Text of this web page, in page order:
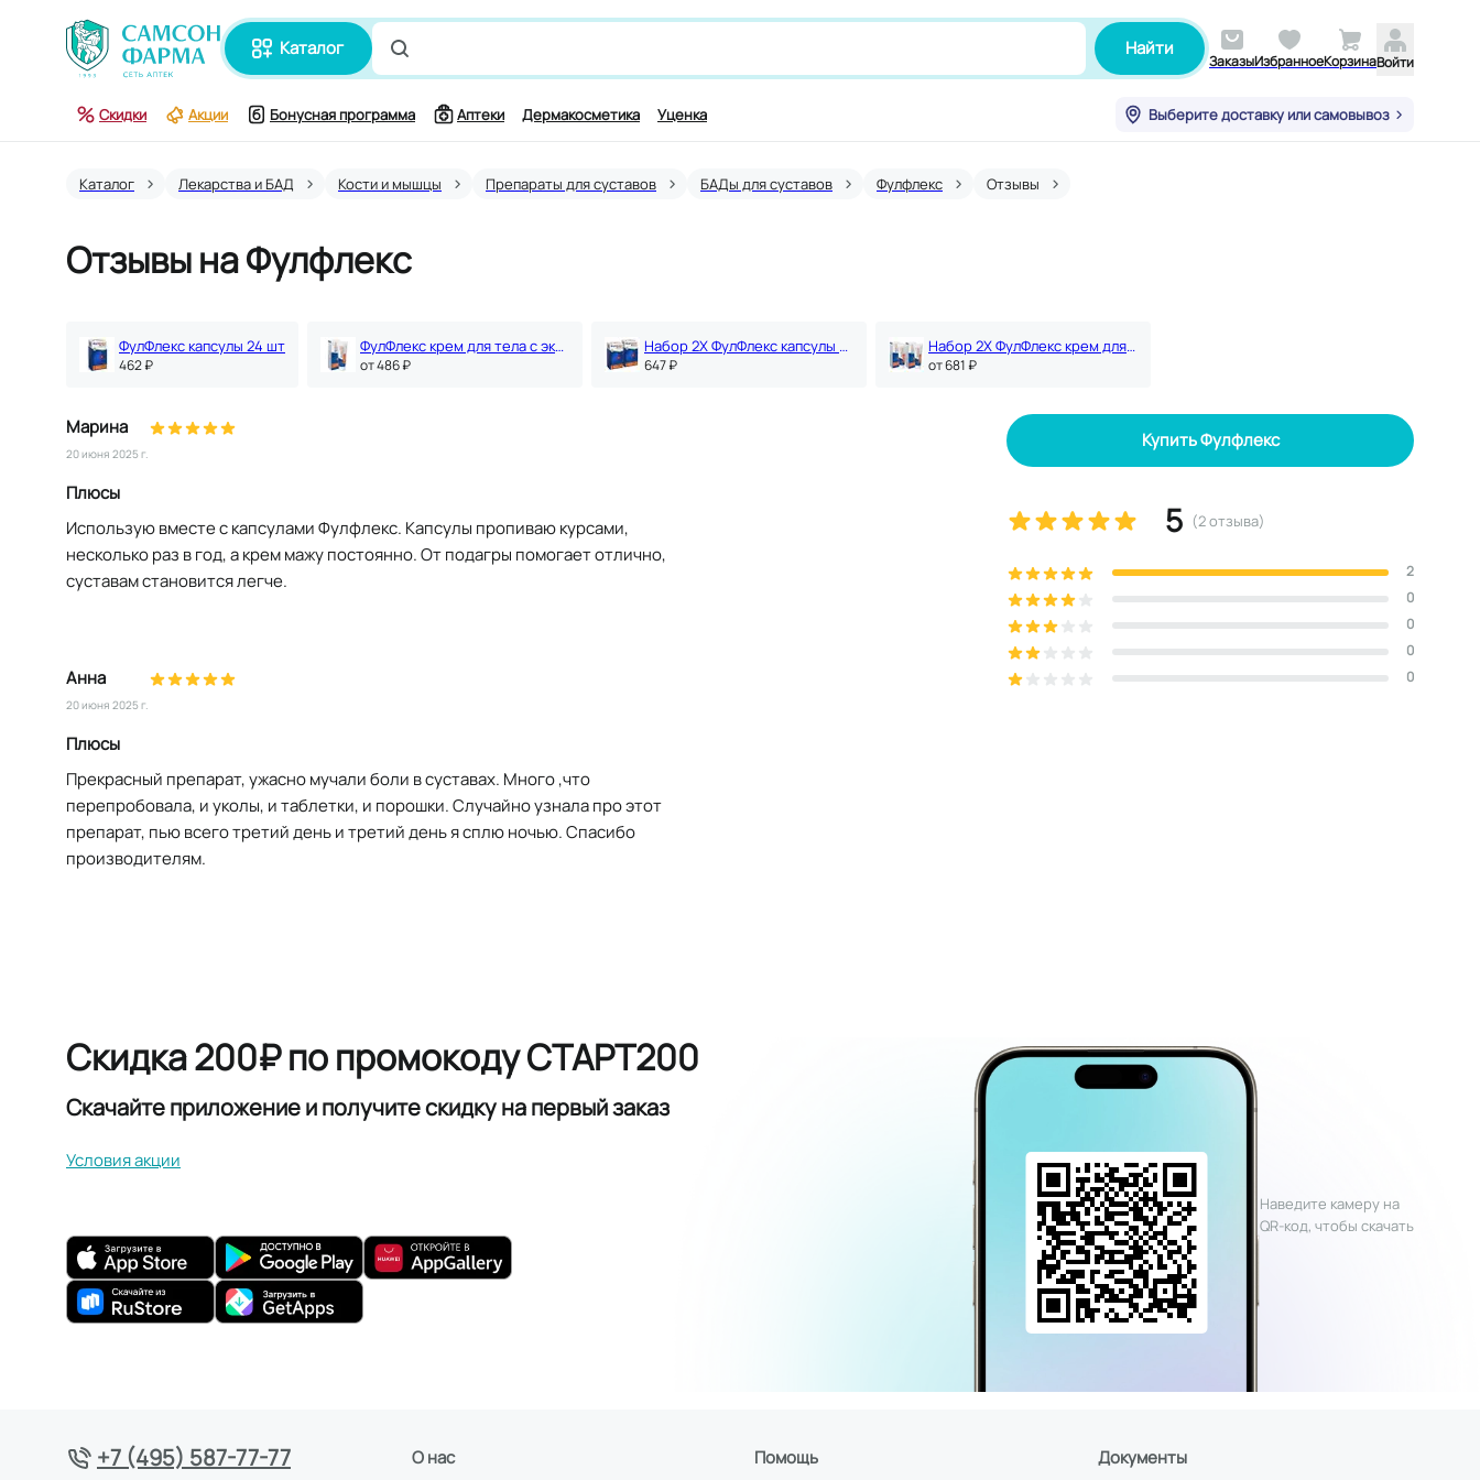
каталог
Поиск по лекарству и симптомам, например,для работы мозга
Найти
ЗаказыИзбранноеКорзинаВойти
Скидки Акции Бонусная программа Аптеки Дермакосметика Уценка Выберите доставку или самовывоз
Каталог Лекарства и БАД Кости и мышцы Препараты для суставов БАДы для суставов Фулфлекс Отзывы
Отзывы на Фулфлекс
ФулФлекс капсулы 24 шт
462 ₽
ФулФлекс крем для тела с экстрактом мартинии душистой 75 мл
oт 486 ₽
Набор 2Х ФулФлекс капсулы 24 шт
647 ₽
Набор 2Х ФулФлекс крем для тела с экстрактом мартинии душистой 75 мл
oт 681 ₽
Марина
20 июня 2025 г.
Плюсы
Использую вместе с капсулами Фулфлекс. Капсулы пропиваю курсами,
несколько раз в год, а крем мажу постоянно. От подагры помогает отлично,
суставам становится легче.
Анна
20 июня 2025 г.
Плюсы
Прекрасный препарат, ужасно мучали боли в суставах. Много ,что
перепробовала, и уколы, и таблетки, и порошки. Случайно узнала про этот
препарат, пью всего третий день и третий день я сплю ночью. Спасибо
производителям.
Купить Фулфлекс
5 (2отзыва)
2
0
0
0
0
Скидка 200₽ по промокоду СТАРТ200
Скачайте приложение и получите скидкуна первый заказ
Условия акции
Наведите камеру на
QR-код, чтобы скачать
+7 (495) 587-77-77 О нас Помощь Документы